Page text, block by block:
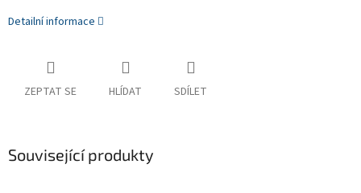
Detailní informace
ZEPTAT SE HLÍDAT SDÍLET
Související produkty